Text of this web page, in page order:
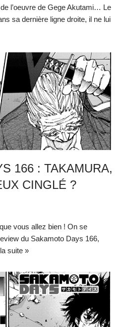
l’oeuvre de Gege Akutami… Le
sa dernière ligne droite, il ne lui
166 : TAKAMURA,
CINGLÉ ?
vous allez bien ! On se
du Sakamoto Days 166,
suite »